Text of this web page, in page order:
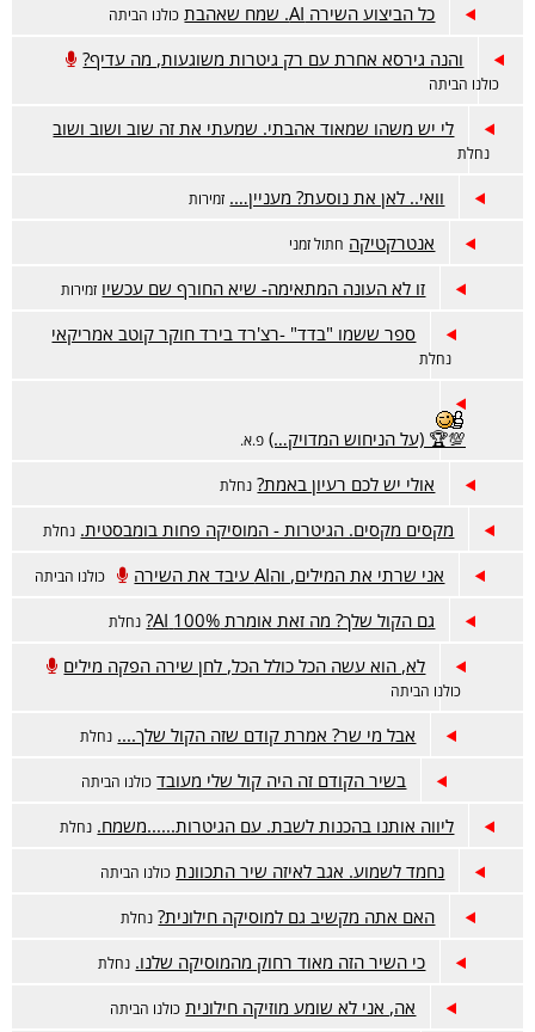
כל הביצוע השירה AI. שמח שאהבת כולנו הביתה
והנה גירסא אחרת עם רק גיטרות משוגעות, מה עדיף?
כולנו הביתה
לי יש משהו שמאוד אהבתי. שמעתי את זה שוב ושוב ושוב
נחלת
וואי.. לאן את נוסעת? מעניין…. זמירות
אנטרקטיקה חתול זמני
זו לא העונה המתאימה- שיא החורף שם עכשיו זמירות
ספר ששמו "בדד" -רצ'רד בירד חוקר קוטב אמריקאי
נחלת
💯🏆 (על הניחוש המדויק…) פ.א.
אולי יש לכם רעיון באמת? נחלת
מקסים מקסים. הגיטרות - המוסיקה פחות בומבסטית. נחלת
אני שרתי את המילים, והAI עיבד את השירה כולנו הביתה
גם הקול שלך? מה זאת אומרת 100% AI? נחלת
לא, הוא עשה הכל כולל הכל, לחן שירה הפקה מילים
כולנו הביתה
אבל מי שר? אמרת קודם שזה הקול שלך.... נחלת
בשיר הקודם זה היה קול שלי מעובד כולנו הביתה
ליווה אותנו בהכנות לשבת. עם הגיטרות......משמח. נחלת
נחמד לשמוע. אגב לאיזה שיר התכוונת כולנו הביתה
האם אתה מקשיב גם למוסיקה חילונית? נחלת
כי השיר הזה מאוד רחוק מהמוסיקה שלנו. נחלת
אה, אני לא שומע מוזיקה חילונית כולנו הביתה